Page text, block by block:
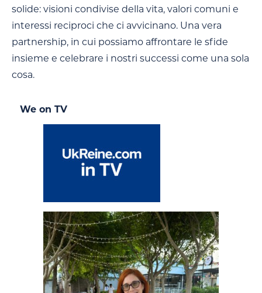
solide: visioni condivise della vita, valori comuni e
interessi reciproci che ci avvicinano. Una vera
partnership, in cui possiamo affrontare le sfide
insieme e celebrare i nostri successi come una sola
cosa.
We on TV